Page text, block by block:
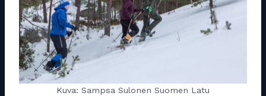
Kuva: Sampsa Sulonen Suomen Latu